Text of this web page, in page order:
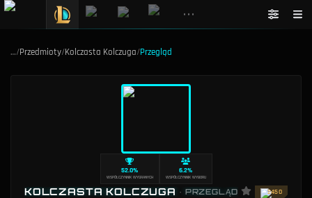
•••
…/Przedmioty/Kolczasta Kolczuga/Przegląd
WSPÓŁCZYNNIK WYGRANYCH
52.0%
WSPÓŁCZYNNIK WYBORU
6.2%
KOLCZASTA KOLCZUGA • PRZEGLĄD 2450